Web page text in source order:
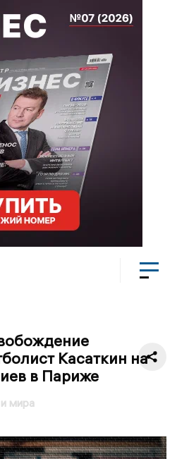
Касаткин на
в Париже
мира